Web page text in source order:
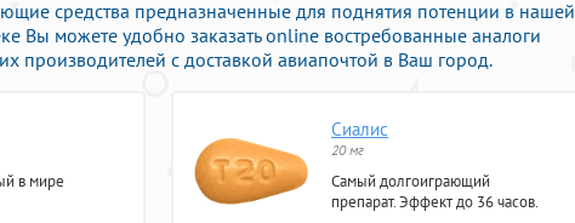
средства предназначенные для поднятия потенции в нашей
Вы можете удобно заказать online востребованные аналоги
производителей с доставкой авиапочтой в Ваш город.
в мире
Сиалис
20 мг
Самый долгоиграющий
препарат. Эффект до 36 часов.